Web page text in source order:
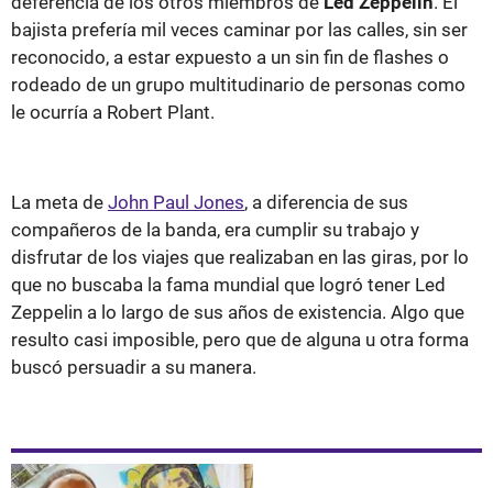
bajista prefería mil veces caminar por las calles, sin ser
reconocido, a estar expuesto a un sin fin de flashes o
rodeado de un grupo multitudinario de personas como
le ocurría a Robert Plant.
La meta de John Paul Jones, a diferencia de sus
compañeros de la banda, era cumplir su trabajo y
disfrutar de los viajes que realizaban en las giras, por lo
que no buscaba la fama mundial que logró tener Led
Zeppelin a lo largo de sus años de existencia. Algo que
resulto casi imposible, pero que de alguna u otra forma
buscó persuadir a su manera.